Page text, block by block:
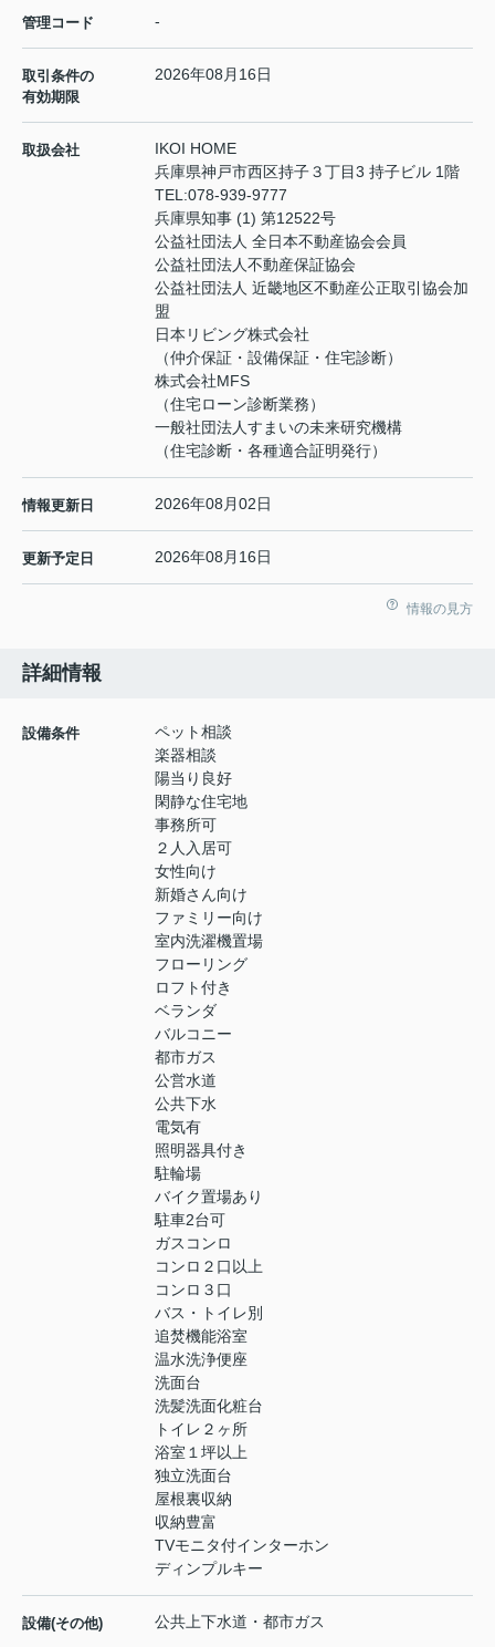
管理コード -
取引条件の
有効期限
2026年08月16日
取扱会社
IKOI HOME
兵庫県神戸市西区持子３丁目3 持子ビル 1階
TEL:078-939-9777
兵庫県知事 (1) 第12522号
公益社団法人 全日本不動産協会会員
公益社団法人不動産保証協会
公益社団法人 近畿地区不動産公正取引協会加
盟
日本リビング株式会社
（仲介保証・設備保証・住宅診断）
株式会社MFS
（住宅ローン診断業務）
一般社団法人すまいの未来研究機構
（住宅診断・各種適合証明発行）
情報更新日 2026年08月02日
更新予定日 2026年08月16日
情報の見方
詳細情報
設備条件
ペット相談
楽器相談
陽当り良好
閑静な住宅地
事務所可
２人入居可
女性向け
新婚さん向け
ファミリー向け
室内洗濯機置場
フローリング
ロフト付き
ベランダ
バルコニー
都市ガス
公営水道
公共下水
電気有
照明器具付き
駐輪場
バイク置場あり
駐車2台可
ガスコンロ
コンロ２口以上
コンロ３口
バス・トイレ別
追焚機能浴室
温水洗浄便座
洗面台
洗髪洗面化粧台
トイレ２ヶ所
浴室１坪以上
独立洗面台
屋根裏収納
収納豊富
TVモニタ付インターホン
ディンプルキー
設備(その他) 公共上下水道・都市ガス